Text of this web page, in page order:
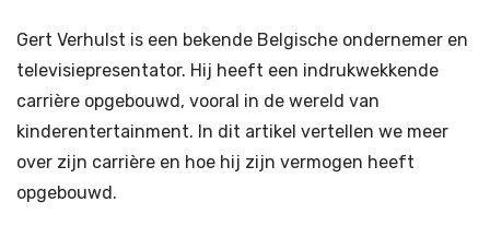
Gert Verhulst is een bekende Belgische ondernemer en
televisiepresentator. Hij heeft een indrukwekkende
carrière opgebouwd, vooral in de wereld van
kinderentertainment. In dit artikel vertellen we meer
over zijn carrière en hoe hij zijn vermogen heeft
opgebouwd.